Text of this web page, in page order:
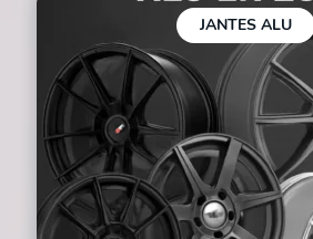
JANTES ALU